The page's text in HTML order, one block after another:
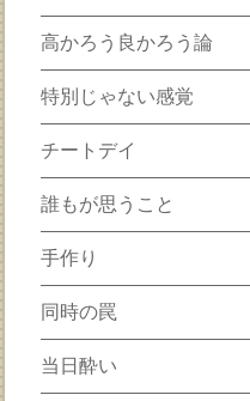
高かろう良かろう論
特別じゃない感覚
チートデイ
誰もが思うこと
手作り
同時の罠
当日酔い